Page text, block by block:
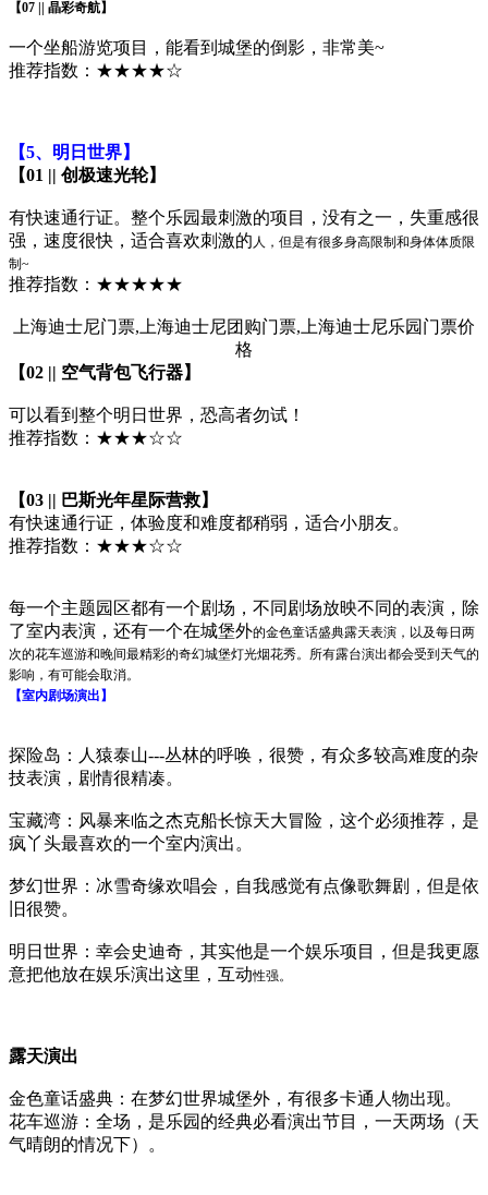
【07 || 晶彩奇航】
一个坐船游览项目，能看到城堡的倒影，非常美~
推荐指数：★★★★☆
【5、明日世界】
【01 || 创极速光轮】
有快速通行证。整个乐园最刺激的项目，没有之一，失重感很
强，速度很快，适合喜欢刺激的 人，但是有很多身高限制和身体体质限
制~
推荐指数：★★★★★
上海迪士尼门票,上海迪士尼团购门票,上海迪士尼乐园门票价
格
【02 || 空气背包飞行器】
可以看到整个明日世界，恐高者勿试！
推荐指数：★★★☆☆
【03 || 巴斯光年星际营救】
有快速通行证，体验度和难度都稍弱，适合小朋友。
推荐指数：★★★☆☆
每一个主题园区都有一个剧场，不同剧场放映不同的表演，除
了室内表演，还有一个在城堡外的金色童话盛典露天表演，以及每日两
次的花车巡游和晚间最精彩的奇幻城堡灯光烟花秀。所有露台演出都会受到天气的
影响，有可能会取消。
【室内剧场演出】
探险岛：人猿泰山---丛林的呼唤，很赞，有众多较高难度的杂
技表演，剧情很精凑。
宝藏湾：风暴来临之杰克船长惊天大冒险，这个必须推荐，是
疯丫头最喜欢的一个室内演出。
梦幻世界：冰雪奇缘欢唱会，自我感觉有点像歌舞剧，但是依
旧很赞。
明日世界：幸会史迪奇，其实他是一个娱乐项目，但是我更愿
意把他放在娱乐演出这里，互动性强。
露天演出
金色童话盛典：在梦幻世界城堡外，有很多卡通人物出现。
花车巡游：全场，是乐园的经典必看演出节目，一天两场（天
气晴朗的情况下）。